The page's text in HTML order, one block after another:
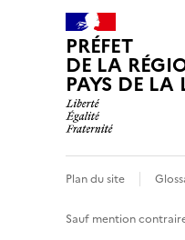
PRÉFET
DE LA
PAYS DE LA
Plan du site
Sauf mention